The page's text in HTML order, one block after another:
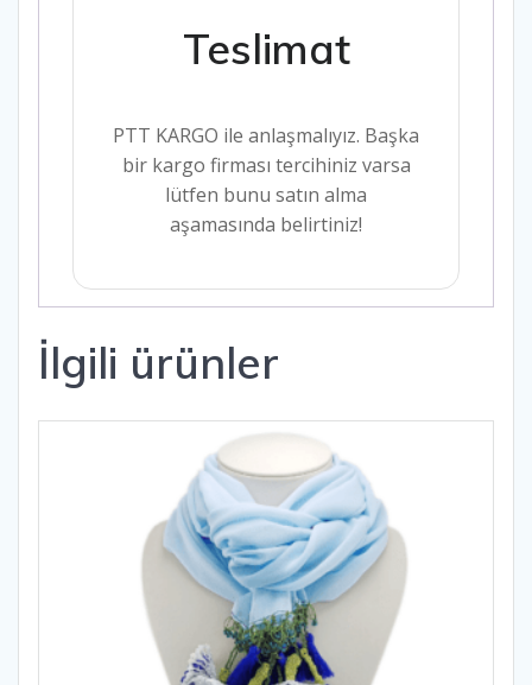
Teslimat
PTT KARGO ile anlaşmalıyız. Başka
bir kargo firması tercihiniz varsa
lütfen bunu satın alma
aşamasında belirtiniz!
İlgili ürünler